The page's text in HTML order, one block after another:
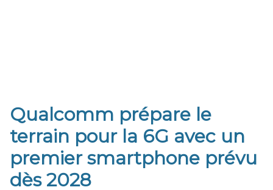
Qualcomm prépare le
terrain pour la 6G avec un
premier smartphone prévu
dès 2028